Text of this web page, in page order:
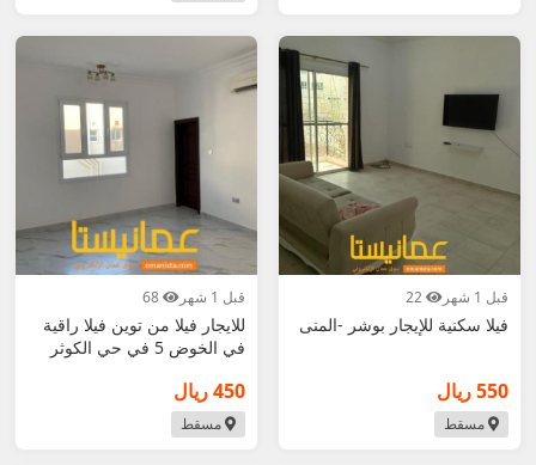
قبل 1 شهر
فيلا سكنية للإيجار بوشر -المنى
550 ريال
مسقط
قبل 1 شهر
للايجار فيلا من توين فيلا راقية
في الخوض 5 في حي الكوثر
450 ريال
مسقط